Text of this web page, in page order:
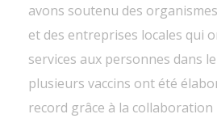
avons soutenu des
et des entreprises locales qui
services aux personnes dans
plusieurs vaccins ont été
record grâce à la